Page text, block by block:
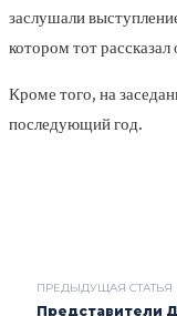
заслушали
котором тот
Кроме того, на
последующий год.
ПРЕДЫДУЩАЯ СТАТЬЯ
Представители